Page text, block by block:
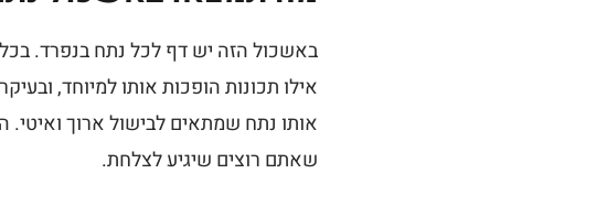
באשכול הזה יש דף לכל נתח בנפרד.
אילו תכונות הופכות אותו למיוחד,
אותו נתח שמתאים לבישול ארוך
שאתם רוצים שיגיע לצלחת.